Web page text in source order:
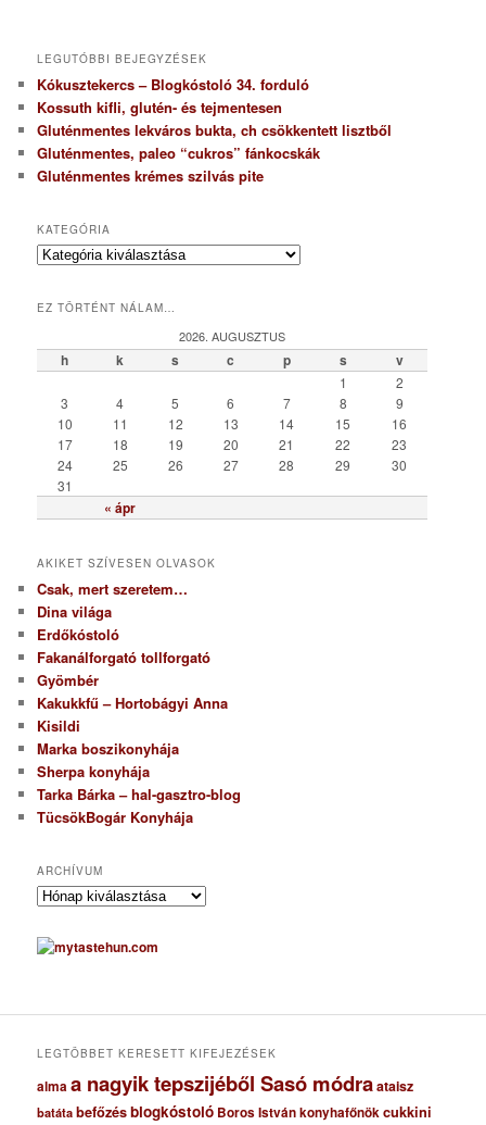
LEGUTÓBBI BEJEGYZÉSEK
Kókusztekercs – Blogkóstoló 34. forduló
Kossuth kifli, glutén- és tejmentesen
Gluténmentes lekváros bukta, ch csökkentett lisztből
Gluténmentes, paleo “cukros” fánkocskák
Gluténmentes krémes szilvás pite
KATEGÓRIA
K
e
r
EZ TÖRTÉNT NÁLAM…
2026. AUGUSZTUS
h k s c p s v
« ápr
1
2
3
4 5 6 7 8
9
10
11 12 13 14 15
16
17
18 19 20 21 22
23
24
25 26 27 28 29
30
31
AKIKET SZÍVESEN OLVASOK
Csak, mert szeretem…
Dina világa
Erdőkóstoló
Fakanálforgató tollforgató
Gyömbér
Kakukkfű – Hortobágyi Anna
Kisildi
Marka boszikonyhája
Sherpa konyhája
Tarka Bárka – hal-gasztro-blog
TücsökBogár Konyhája
ARCHÍVUM
A
c
h
u
LEGTÖBBET KERESETT KIFEJEZÉSEK
almaa nagyik tepszijéből Sasó módraataisz
batáta befőzésblogkóstoló Boros István konyhafőnökcukkini